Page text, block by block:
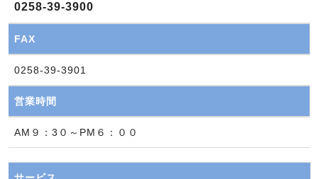
0258-39-3900
FAX
0258-39-3901
営業時間
AM９：3０～PM６：００